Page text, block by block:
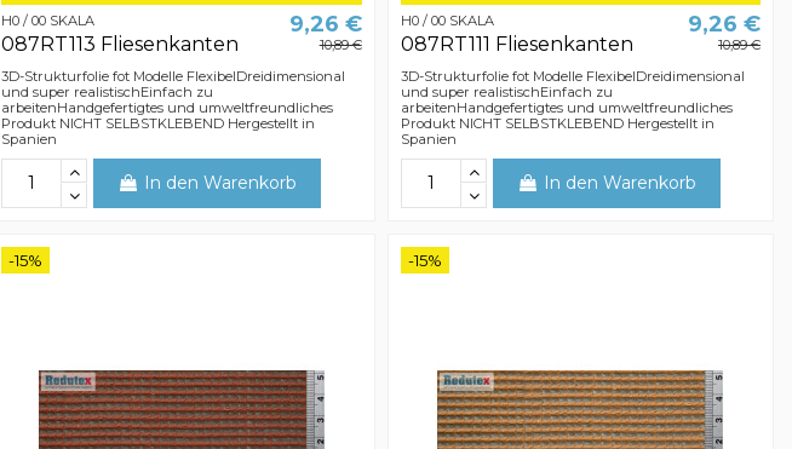
H0 / 00 SKALA
087RT113 Fliesenkanten
9,26 €
10,89 €
3D-Strukturfolie fot Modelle FlexibelDreidimensional
und super realistischEinfach zu
arbeitenHandgefertigtes und umweltfreundliches
Produkt NICHT SELBSTKLEBEND Hergestellt in
Spanien
In den Warenkorb
H0 / 00 SKALA
087RT111 Fliesenkanten
9,26 €
10,89 €
3D-Strukturfolie fot Modelle FlexibelDreidimensional
und super realistischEinfach zu
arbeitenHandgefertigtes und umweltfreundliches
Produkt NICHT SELBSTKLEBEND Hergestellt in
Spanien
In den Warenkorb
-15% -15%